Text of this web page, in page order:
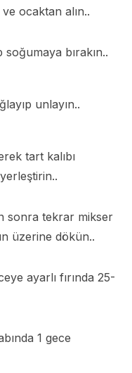
ve ocaktan alın..
bırakın..
unlayın..
tart kalıbı
sonra tekrar mikser
üzerine dökün..
ayarlı fırında 25-
1 gece